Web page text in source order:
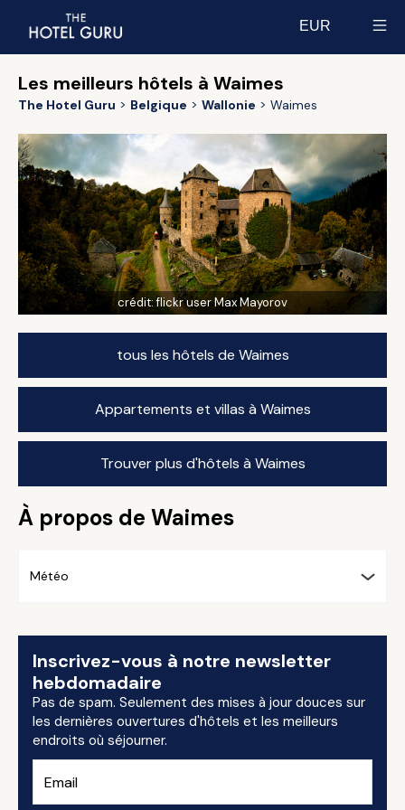
EUR
Les meilleurs hôtels à Waimes
The Hotel Guru Belgique Wallonie Waimes
crédit:flickr user Max Mayorov
tous les hôtels de Waimes
Appartements et villas à Waimes
Trouver plus d'hôtels à Waimes
À propos de Waimes
Météo
Inscrivez-vous à notre newsletter
hebdomadaire
Pas de spam. Seulement des mises à jour douces sur
les dernières ouvertures d'hôtels et les meilleurs
endroits où séjourner.